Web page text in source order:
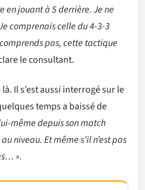
en jouant à 5 derrière. Je ne
comprenais celle du 4-3-3
pas, cette tactique
le consultant.
Il s’est aussi interrogé sur le
temps a baissé de
même depuis son match
niveau. Et même s’il n’est pas
».